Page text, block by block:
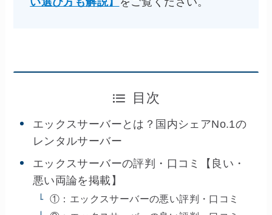
目次
エックスサーバーとは？国内シェアNo.1の
レンタルサーバー
エックスサーバーの評判・口コミ【良い・
悪い両論を掲載】
①：エックスサーバーの悪い評判・口コミ